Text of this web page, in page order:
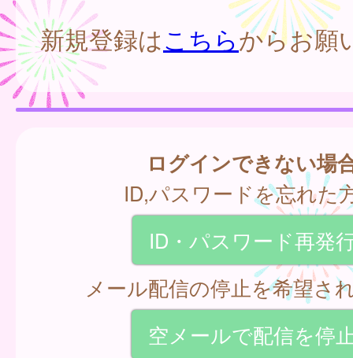
新規登録はこちらからお願
ログインできない場
ID,パスワードを忘れた
ID・パスワード再発
メール配信の停止を希望さ
空メールで配信を停